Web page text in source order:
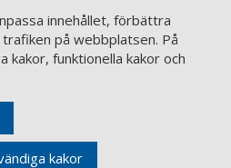
innehållet, förbättra
på webbplatsen. På
kakor, funktionella kakor och
kakor